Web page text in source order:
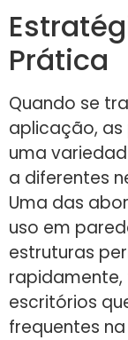
Prática
Quando se
aplicação,
uma
a diferentes
Uma das
uso em
estruturas
escritórios
frequentes